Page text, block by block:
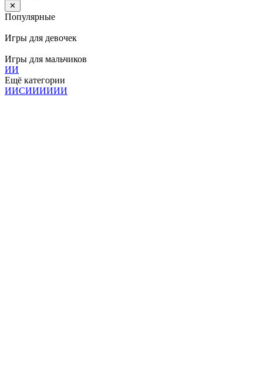
✕
Популярные
Игры для девочек
Игры для мальчиков
ИИ
Ещё категории
ИИСИИИИИИ